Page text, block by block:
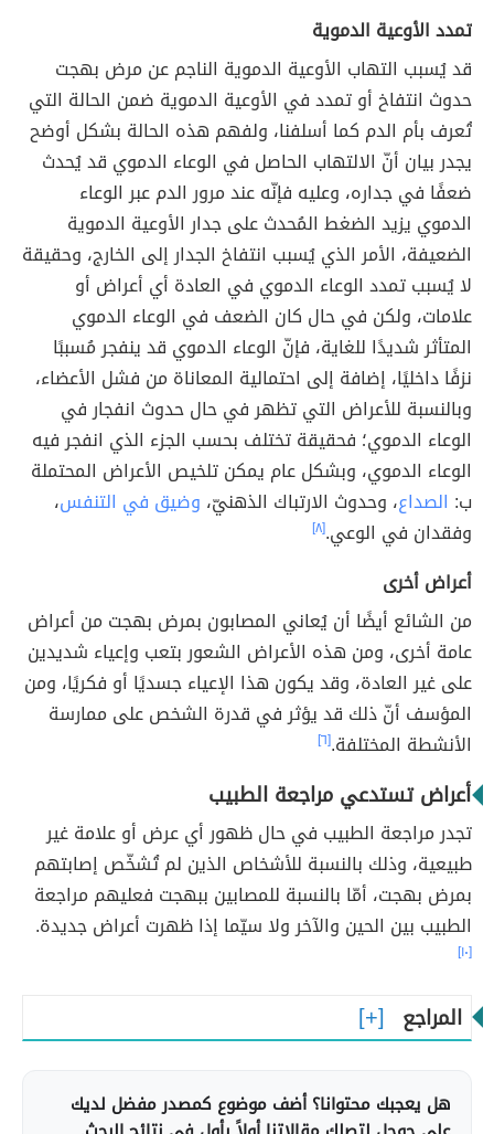
تمدد الأوعية الدموية
قد يُسبب التهاب الأوعية الدموية الناجم عن مرض بهجت
حدوث انتفاخ أو تمدد في الأوعية الدموية ضمن الحالة التي
تُعرف بأم الدم كما أسلفنا، ولفهم هذه الحالة بشكل أوضح
يجدر بيان أنّ الالتهاب الحاصل في الوعاء الدموي قد يُحدث
ضعفًا في جداره، وعليه فإنّه عند مرور الدم عبر الوعاء
الدموي يزيد الضغط المُحدث على جدار الأوعية الدموية
الضعيفة، الأمر الذي يُسبب انتفاخ الجدار إلى الخارج، وحقيقة
لا يُسبب تمدد الوعاء الدموي في العادة أي أعراض أو
علامات، ولكن في حال كان الضعف في الوعاء الدموي
المتأثر شديدًا للغاية، فإنّ الوعاء الدموي قد ينفجر مُسببًا
نزفًا داخليًا، إضافة إلى احتمالية المعاناة من فشل الأعضاء،
وبالنسبة للأعراض التي تظهر في حال حدوث انفجار في
الوعاء الدموي؛ فحقيقة تختلف بحسب الجزء الذي انفجر فيه
الوعاء الدموي، وبشكل عام يمكن تلخيص الأعراض المحتملة
ب: الصداع، وحدوث الارتباك الذهنيّ، وضيق في التنفس،
وفقدان في الوعي.[٨]
أعراض أخرى
من الشائع أيضًا أن يُعاني المصابون بمرض بهجت من أعراض
عامة أخرى، ومن هذه الأعراض الشعور بتعب وإعياء شديدين
على غير العادة، وقد يكون هذا الإعياء جسديًا أو فكريًا، ومن
المؤسف أنّ ذلك قد يؤثر في قدرة الشخص على ممارسة
الأنشطة المختلفة.[٦]
أعراض تستدعي مراجعة الطبيب
تجدر مراجعة الطبيب في حال ظهور أي عرض أو علامة غير
طبيعية، وذلك بالنسبة للأشخاص الذين لم تُشخّص إصابتهم
بمرض بهجت، أمّا بالنسبة للمصابين ببهجت فعليهم مراجعة
الطبيب بين الحين والآخر ولا سيّما إذا ظهرت أعراض جديدة.
[١٠]
المراجع
هل يعجبك محتوانا؟ أضف موضوع كمصدر مفضل لديك